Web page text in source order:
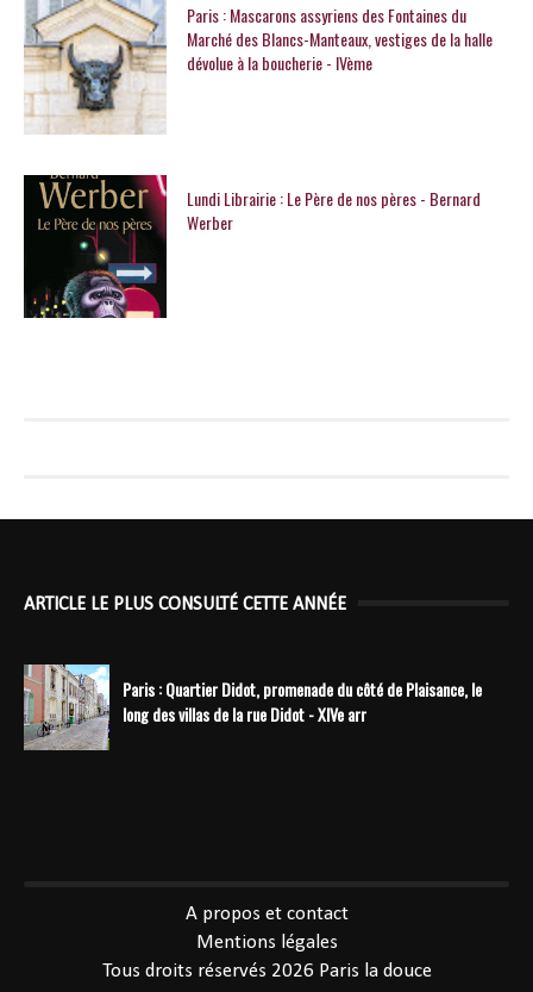
Paris : Mascarons assyriens des Fontaines du
Marché des Blancs-Manteaux, vestiges de la halle
dévolue à la boucherie - IVème
Lundi Librairie : Le Père de nos pères - Bernard
Werber
ARTICLE LE PLUS CONSULTÉ CETTE ANNÉE
Paris : Quartier Didot, promenade du côté de Plaisance, le
long des villas de la rue Didot - XIVe arr
A propos et contact
Mentions légales
Tous droits réservés 2026 Paris la douce